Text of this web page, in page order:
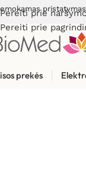
Pereiti prie naršymo
Pereiti prie
prekės